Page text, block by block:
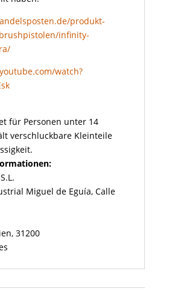
produkt-
infinity-
watch?
für Personen unter 14
verschluckbare Kleinteile
Miguel de Eguía, Calle
31200